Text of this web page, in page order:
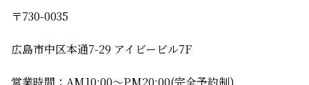
〒730-0035
広島市中区本通7-29 アイビービル7F
営業時間：AM10:00〜PM20:00(完全予約制)